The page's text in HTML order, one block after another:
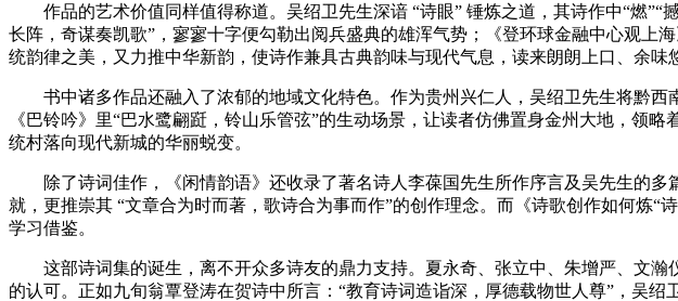
作品的艺术价值同样值得称道。吴绍卫先生深谙 “诗眼” 锤炼之道，其诗作中“燃
长阵，奇谋奏凯歌”，寥寥十字便勾勒出阅兵盛典的雄浑气势；《登环球金融中心观上
统韵律之美，又力推中华新韵，使诗作兼具古典韵味与现代气息，读来朗朗上口、余味
书中诸多作品还融入了浓郁的地域文化特色。作为贵州兴仁人，吴绍卫先生将黔
《巴铃吟》里“巴水鹭翩跹，铃山乐管弦”的生动场景，让读者仿佛置身金州大地，领
统村落向现代新城的华丽蜕变。
除了诗词佳作，《闲情韵语》还收录了著名诗人李葆国先生所作序言及吴先生的
就，更推崇其 “文章合为时而著，歌诗合为事而作”的创作理念。而《诗歌创作如何炼
学习借鉴。
这部诗词集的诞生，离不开众多诗友的鼎力支持。夏永奇、张立中、朱增严、文
的认可。正如九旬翁覃登涛在贺诗中所言：“教育诗词造诣深，厚德载物世人尊”，吴